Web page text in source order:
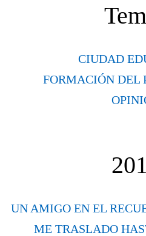
CIUDAD
FORMACIÓN DEL
UN AMIGO EN EL
ME TRASLADO